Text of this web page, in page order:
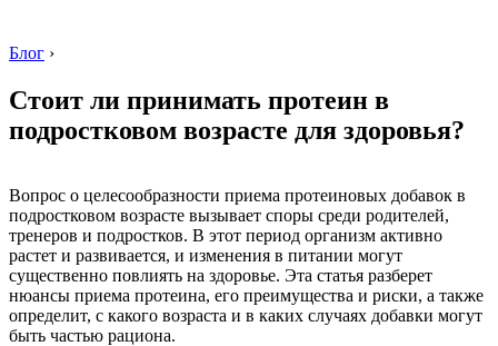
8 (800) 550-73-76
Блог ›
Стоит ли принимать протеин в
подростковом возрасте для здоровья?
Вопрос о целесообразности приема протеиновых добавок в
подростковом возрасте вызывает споры среди родителей,
тренеров и подростков. В этот период организм активно
растет и развивается, и изменения в питании могут
существенно повлиять на здоровье. Эта статья разберет
нюансы приема протеина, его преимущества и риски, а также
определит, с какого возраста и в каких случаях добавки могут
быть частью рациона.